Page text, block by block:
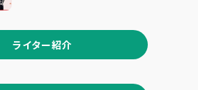
ライター紹介